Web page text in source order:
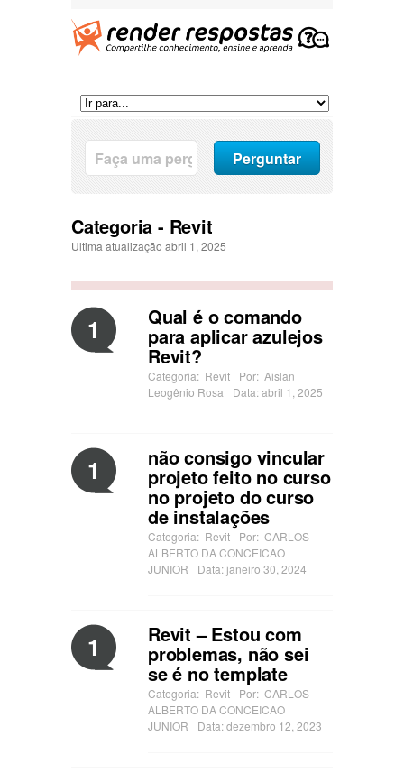
Categoria - Revit
Ultima atualização abril 1, 2025
1 Qual é o comando
para aplicar azulejos
Revit?
Categoria: Revit Por: Aislan
Leogênio Rosa
Data: abril 1, 2025
1 não consigo vincular
projeto feito no curso
no projeto do curso
de instalações
Categoria: Revit Por: CARLOS
ALBERTO DA CONCEICAO
JUNIOR
Data: janeiro 30, 2024
1 Revit – Estou com
problemas, não sei
se é no template
Categoria: Revit Por: CARLOS
ALBERTO DA CONCEICAO
JUNIOR
Data: dezembro 12, 2023